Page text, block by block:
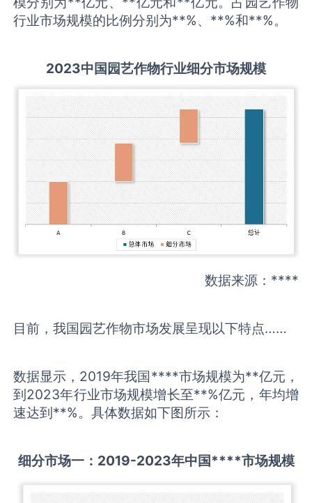
行业市场规模的比例分别为**%、**%和**%。
2023中国园艺作物行业细分市场规模
数据来源：****
目前，我国园艺作物市场发展呈现以下特点……
数据显示，2019年我国****市场规模为**亿元，
到2023年行业市场规模增长至**%亿元，年均增
速达到**%。具体数据如下图所示：
细分市场一： 2019-2023年中国****市场规模